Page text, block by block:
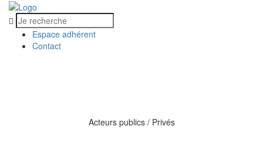
Espace adhérent
Contact
Acteurs publics / Privés